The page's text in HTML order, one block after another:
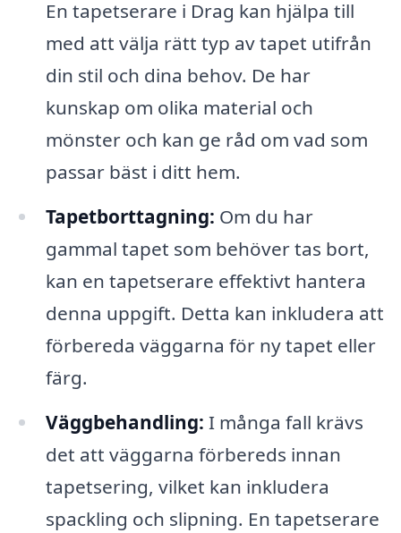
En tapetserare i Drag kan hjälpa till
med att välja rätt typ av tapet utifrån
din stil och dina behov. De har
kunskap om olika material och
mönster och kan ge råd om vad som
passar bäst i ditt hem.
Tapetborttagning: Om du har
gammal tapet som behöver tas bort,
kan en tapetserare effektivt hantera
denna uppgift. Detta kan inkludera att
förbereda väggarna för ny tapet eller
färg.
Väggbehandling: I många fall krävs
det att väggarna förbereds innan
tapetsering, vilket kan inkludera
spackling och slipning. En tapetserare